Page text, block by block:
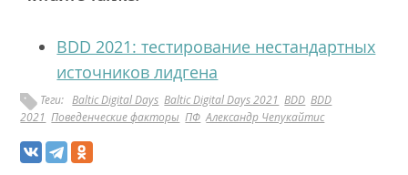
BDD 2021: тестирование нестандартных
источников лидгена
Теги: Baltic Digital Days Baltic Digital Days 2021 BDD BDD
2021 Поведенческие факторы ПФ Александр Чепукайтис